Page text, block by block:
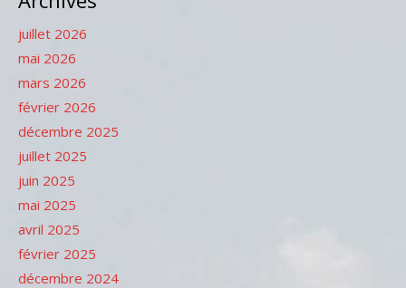
juillet 2026
mai 2026
mars 2026
février 2026
décembre 2025
juillet 2025
juin 2025
mai 2025
avril 2025
février 2025
décembre 2024